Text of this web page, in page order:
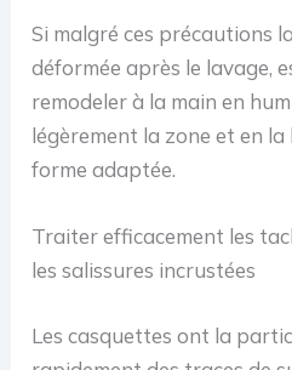
Si malgré ces précautions
déformée après le lavage,
remodeler à la main en
légèrement la zone et en
forme adaptée.
Traiter efficacement les
les salissures incrustées
Les casquettes ont la